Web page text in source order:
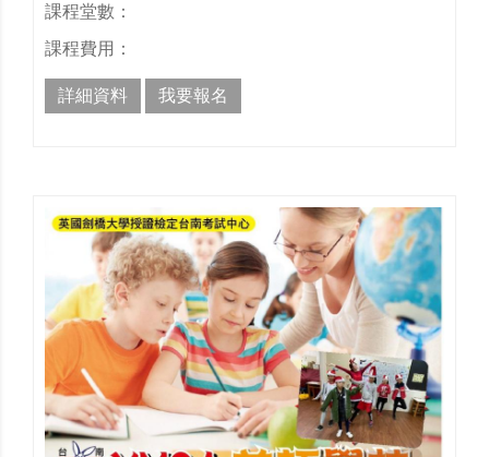
課程堂數：
課程費用：
詳細資料 我要報名